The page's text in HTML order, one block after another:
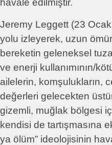
havale edilmiştir.
Jeremy Leggett (23
yolu izleyerek, uzun
bereketin geleneksel
ve enerji kullanımının/
ailelerin, komşulukların,
değerleri gelecekten
gizemli, muğlak bölgesi
kendisi de tartışmasına
ya ölüm” ideolojisinin